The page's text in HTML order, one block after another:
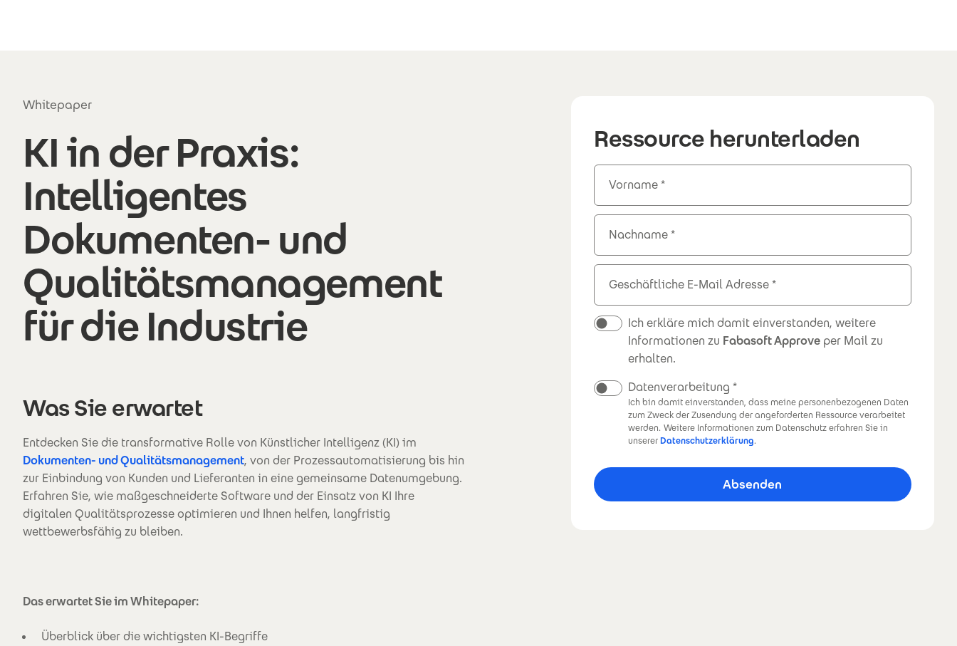
Whitepaper
KI in der Praxis:
Intelligentes
Dokumenten- und
Qualitätsmanagement
für die Industrie
Was Sie erwartet
Entdecken Sie die transformative Rolle von Künstlicher Intelligenz (KI) im
Dokumenten- und Qualitätsmanagement, von der Prozessautomatisierung bis hin
zur Einbindung von Kunden und Lieferanten in eine gemeinsame Datenumgebung.
Erfahren Sie, wie maßgeschneiderte Software und der Einsatz von KI Ihre
digitalen Qualitätsprozesse optimieren und Ihnen helfen, langfristig
wettbewerbsfähig zu bleiben.
Das erwartet Sie im Whitepaper:
Überblick über die wichtigsten KI-Begriffe
Ressource herunterladen
Vorname
Nachname
Geschäftliche E-Mail Adresse
Newsletter
Ich erkläre mich damit einverstanden, weitere
Informationen zu Fabasoft Approveper Mail zu
erhalten.
Datenverarbeitung
Ich bin damit einverstanden, dass meine personenbezogenen Daten
zum Zweck der Zusendung der angeforderten Ressource verarbeitet
werden. Weitere Informationen zum Datenschutz erfahren Sie in
unsererDatenschutzerklärung.